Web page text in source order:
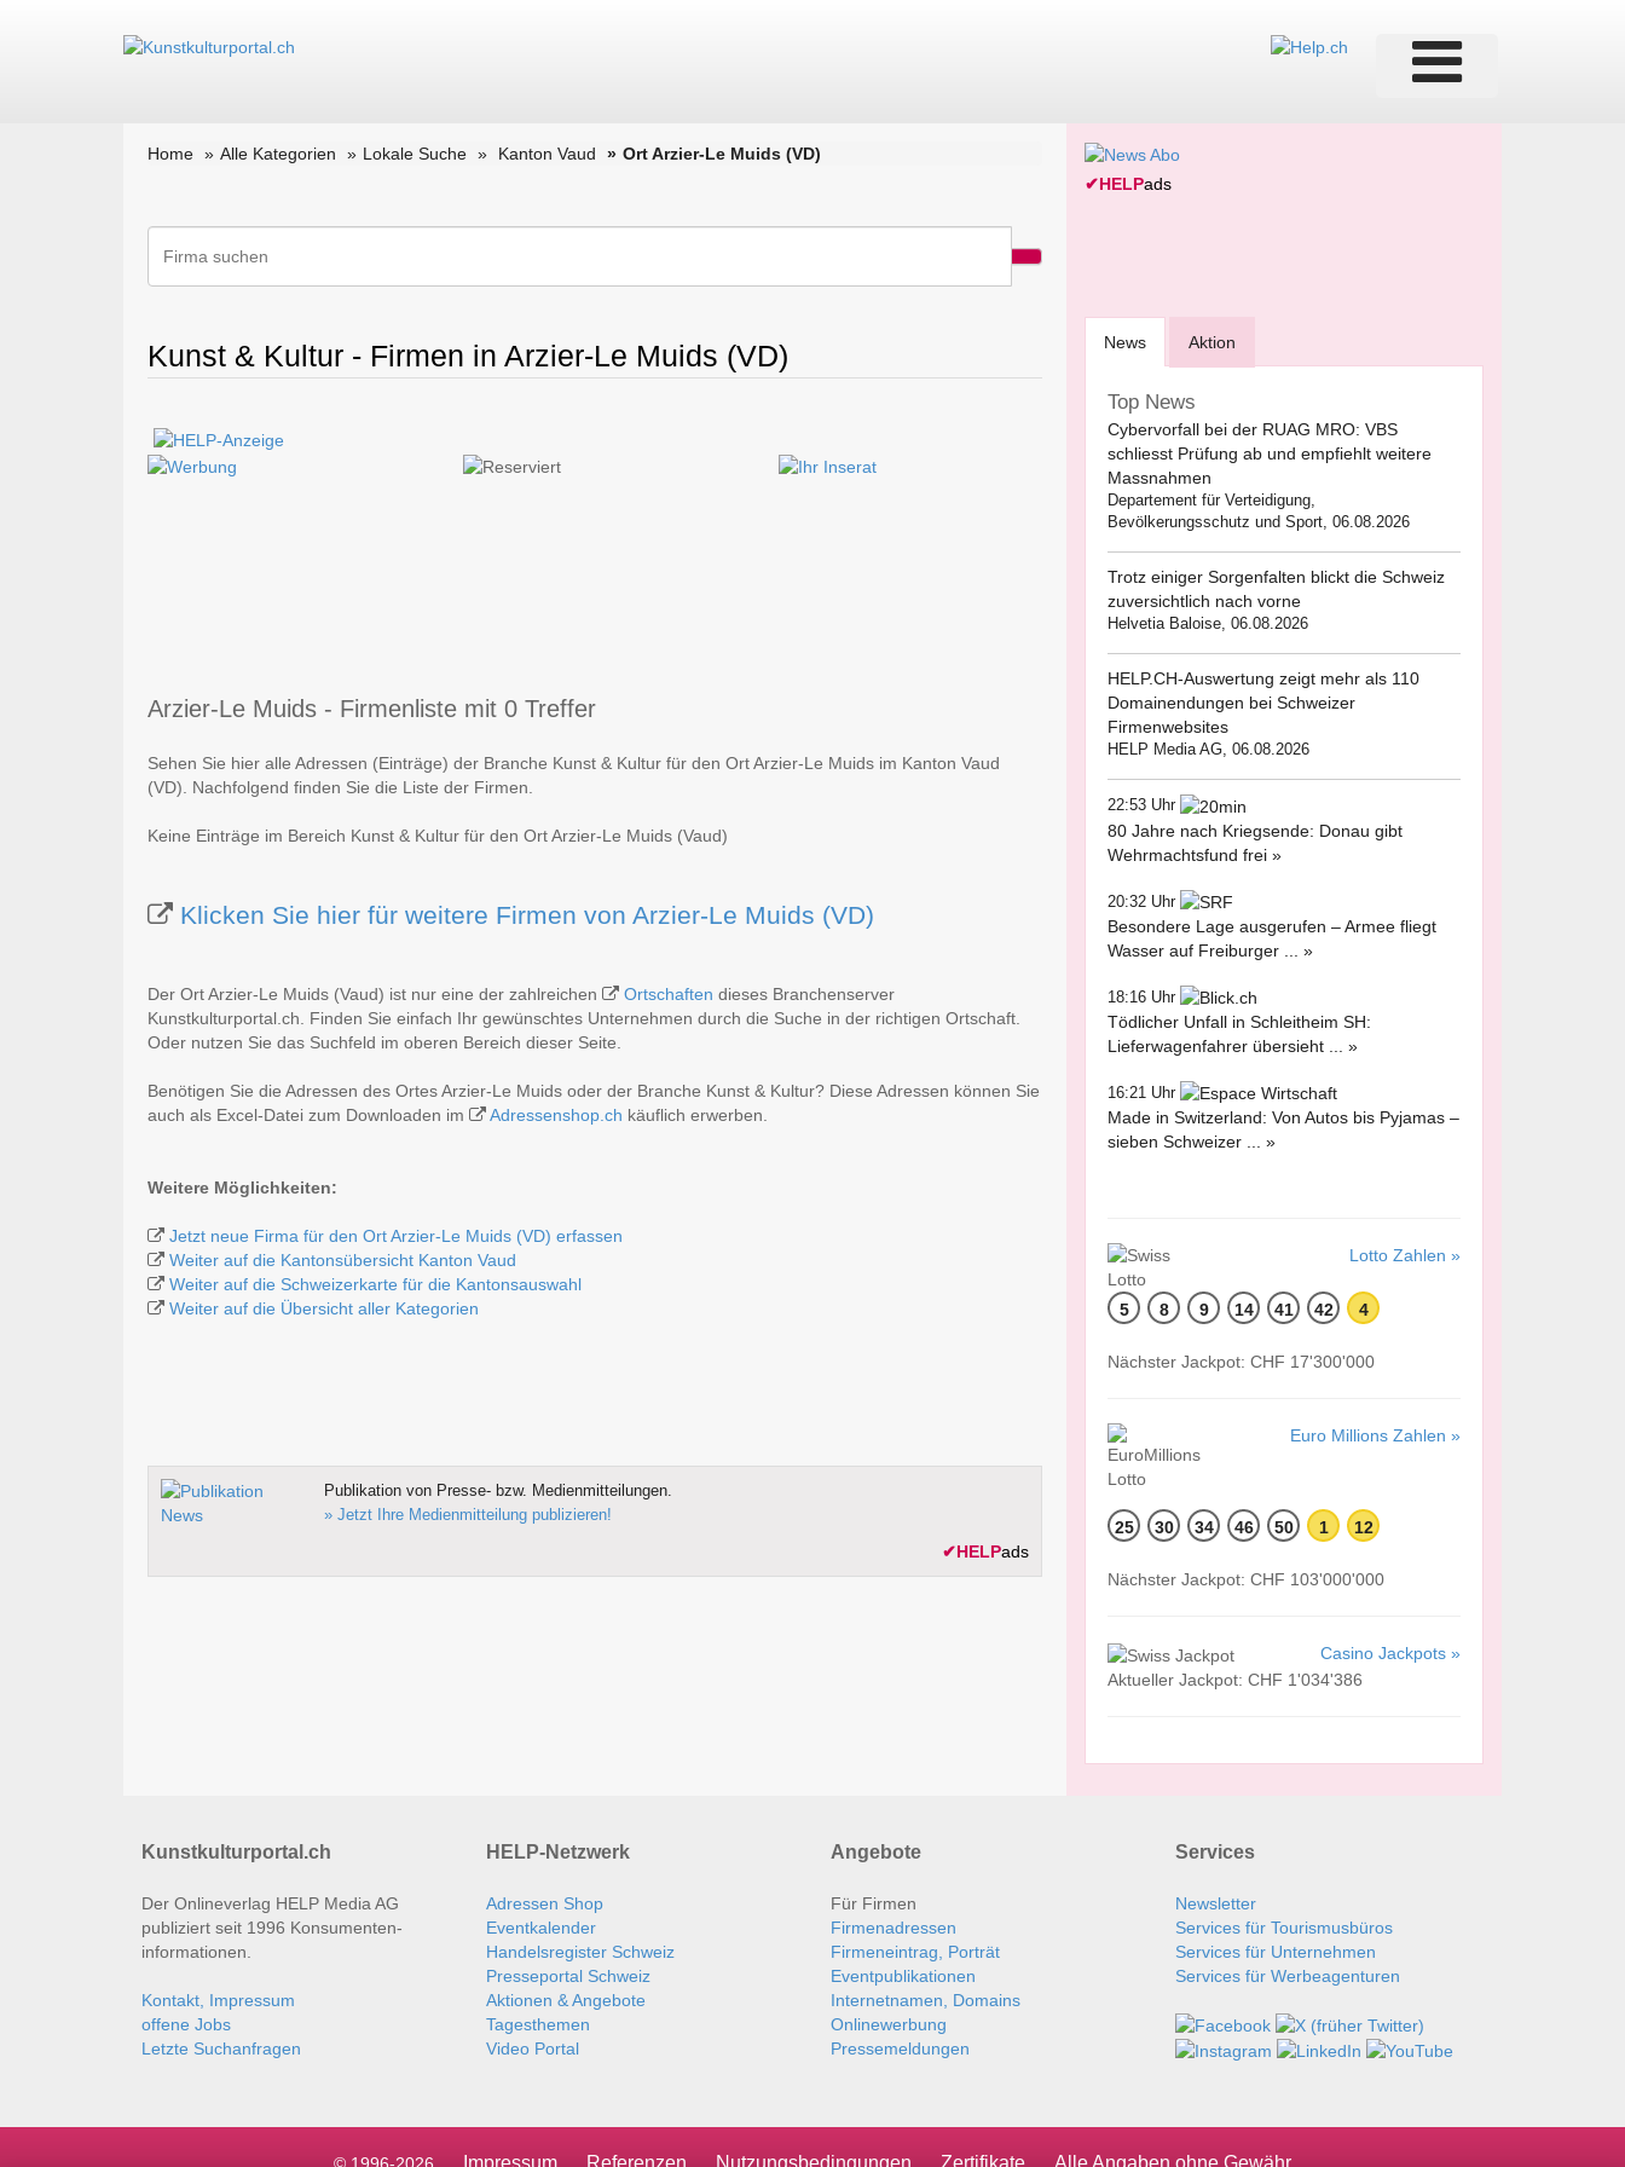
Home Alle Kategorien Lokale Suche Kanton Vaud Ort Arzier-Le Muids (VD)
Kunst & Kultur - Firmen in Arzier-Le Muids (VD)
Arzier-Le Muids - Firmenliste mit 0 Treffer
Sehen Sie hier alle Adressen (Einträge) der Branche Kunst & Kultur für den Ort Arzier-Le Muids im Kanton Vaud
(VD). Nachfolgend finden Sie die Liste der Firmen.
Keine Einträge im Bereich Kunst & Kultur für den Ort Arzier-Le Muids (Vaud)
Klicken Sie hier für weitere Firmen von Arzier-Le Muids (VD)
Der Ort Arzier-Le Muids (Vaud) ist nur eine der zahlreichen Ortschaften dieses Branchenserver
Kunstkulturportal.ch. Finden Sie einfach Ihr gewünschtes Unternehmen durch die Suche in der richtigen Ortschaft.
Oder nutzen Sie das Suchfeld im oberen Bereich dieser Seite.
Benötigen Sie die Adressen des Ortes Arzier-Le Muids oder der Branche Kunst & Kultur? Diese Adressen können Sie
auch als Excel-Datei zum Downloaden im
Adressenshop.ch käuflich erwerben.
Weitere Möglichkeiten:
Jetzt neue Firma für den Ort Arzier-Le Muids (VD) erfassen
Weiter auf die Kantonsübersicht Kanton Vaud
Weiter auf die Schweizerkarte für die Kantonsauswahl
Weiter auf die Übersicht aller Kategorien
Publikation von Presse- bzw. Medienmitteilungen.
» Jetzt Ihre Medienmitteilung publizieren!
✔HELPads
✔HELPads
News Aktion
Top News
Cybervorfall bei der RUAG MRO: VBS
schliesst Prüfung ab und empfiehlt weitere
Massnahmen
Departement für Verteidigung,
Bevölkerungsschutz und Sport, 06.08.2026
Trotz einiger Sorgenfalten blickt die Schweiz
zuversichtlich nach vorne
Helvetia Baloise, 06.08.2026
HELP.CH-Auswertung zeigt mehr als 110
Domainendungen bei Schweizer
Firmenwebsites
HELP Media AG, 06.08.2026
22:53 Uhr
80 Jahre nach Kriegsende: Donau gibt
Wehrmachtsfund frei »
20:32 Uhr
Besondere Lage ausgerufen – Armee fliegt
Wasser auf Freiburger ... »
18:16 Uhr
Tödlicher Unfall in Schleitheim SH:
Lieferwagenfahrer übersieht ... »
16:21 Uhr
Made in Switzerland: Von Autos bis Pyjamas –
sieben Schweizer ... »
Lotto Zahlen »
5 8 9 14 41 42 4
Nächster Jackpot: CHF 17'300'000
Euro Millions Zahlen »
25 30 34 46 50 1 12
Nächster Jackpot: CHF 103'000'000
Casino Jackpots »
Aktueller Jackpot: CHF 1'034'386
Kunstkulturportal.ch
Der Onlineverlag HELP Media AG
publiziert seit 1996 Konsumenten­
informationen.
Kontakt, Impressum
offene Jobs
Letzte Suchanfragen
HELP-Netzwerk
Adressen Shop
Eventkalender
Handelsregister Schweiz
Presseportal Schweiz
Aktionen & Angebote
Tagesthemen
Video Portal
Angebote
Für Firmen
Firmenadressen
Firmeneintrag, Porträt
Eventpublikationen
Internetnamen, Domains
Onlinewerbung
Pressemeldungen
Services
Newsletter
Services für Tourismusbüros
Services für Unternehmen
Services für Werbeagenturen
© 1996-2026 Impressum Referenzen Nutzungsbedingungen Zertifikate Alle Angaben ohne Gewähr